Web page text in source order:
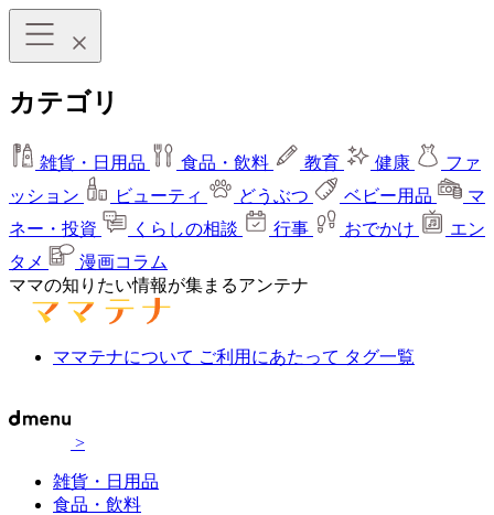
カテゴリ
雑貨・日用品 食品・飲料 教育 健康
ファ
ッション
ビューティ どうぶつ ベビー用品
マ
ネー・投資
くらしの相談 行事 おでかけ
エン
タメ
漫画コラム
ママの知りたい情報が集まるアンテナ
ママテナについて ご利用にあたって タグ一覧
>
雑貨・日用品
食品・飲料